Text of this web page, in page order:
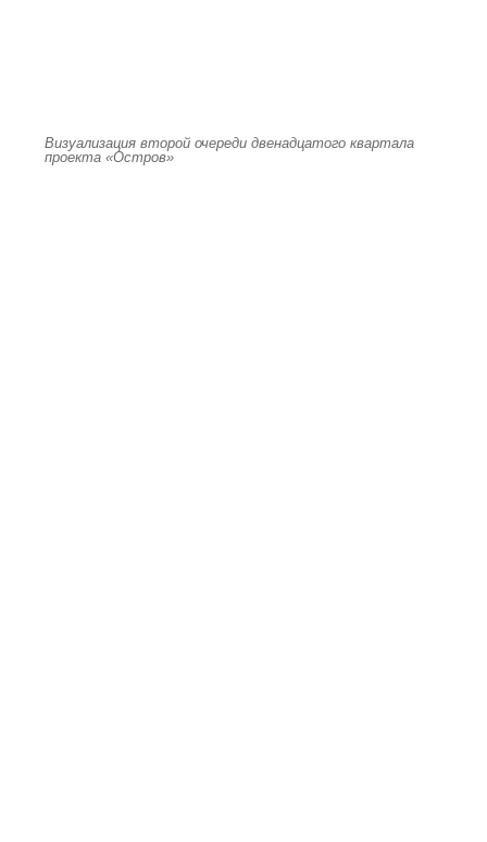
Визуализация второй очереди двенадцатого квартала
проекта «Остров»